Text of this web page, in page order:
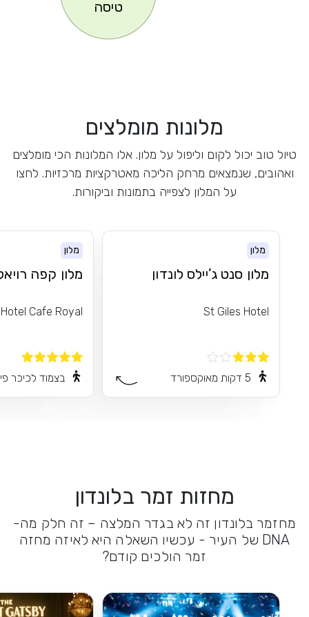
טיסה
מלונות מומלצים
טיול טוב יכול לקום וליפול על מלון. אלו המלונות הכי מומלצים
ואהובים, שנמצאים מרחק הליכה מאטרקציות מרכזיות. לחצו
על המלון לצפייה בתמונות וביקורות.
מלון
מלון סנט ג’יילס לונדון
St Giles Hotel
5 דקות מאוקספורד
מלון
מלון קפה
Hotel Cafe Royal
בצמוד לכיכר
מחזות זמר בלונדון
מחזמר בלונדון זה לא בגדר המלצה – זה חלק מה-
DNA של העיר - עכשיו השאלה היא לאיזה מחזה
זמר הולכים קודם?